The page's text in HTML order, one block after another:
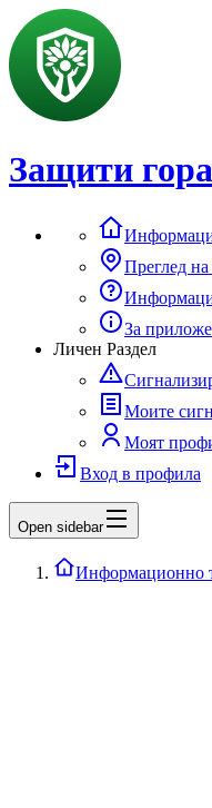
Защити
Преглед
За
Личен Раздел
Моите
Моят
Вход в профила
Open sidebar
Информационно